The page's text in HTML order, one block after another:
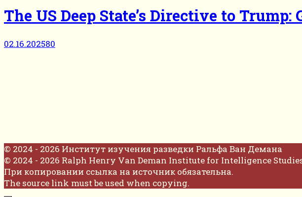
The US Deep State’s Directive to Trump:
02.16.202580
© 2024 - 2026 Институт изучения разведки Ральфа Ван Демана
© 2024 - 2026 Ralph Henry Van Deman Institute for Intelligence
При копировании ссылка на источник обязательна.
The source link must be used when copying.